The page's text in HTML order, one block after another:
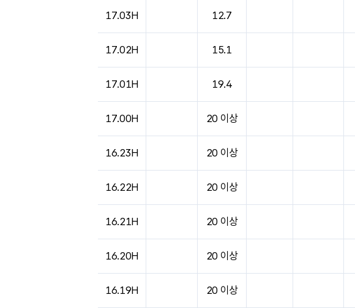
17.03H 12.7
17.02H 15.1
17.01H 19.4
17.00H 20 이상
16.23H 20 이상
16.22H 20 이상
16.21H 20 이상
16.20H 20 이상
16.19H 20 이상